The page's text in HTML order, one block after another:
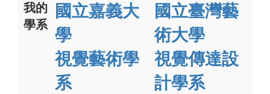
我的
學系
國立嘉義大
學
視覺藝術學
系
國立臺灣藝
術大學
視覺傳達設
計學系